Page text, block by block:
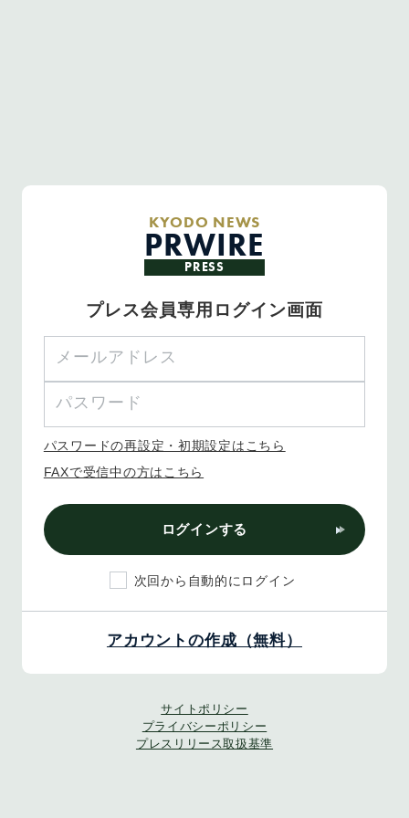
KYODO NEWS
PRWIRE
PRESS
プレス会員専用ログイン画面
パスワードの再設定・初期設定はこちら
FAXで受信中の方はこちら
ログインする
次回から自動的にログイン
アカウントの作成（無料）
サイトポリシー
プライバシーポリシー
プレスリリース取扱基準